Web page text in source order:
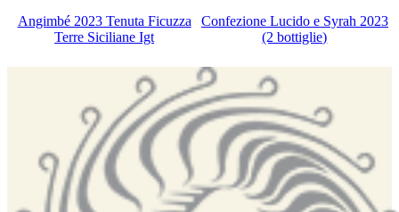
Angimbé 2023 Tenuta Ficuzza
Terre Siciliane Igt
Confezione Lucido e Syrah 2023
(2 bottiglie)